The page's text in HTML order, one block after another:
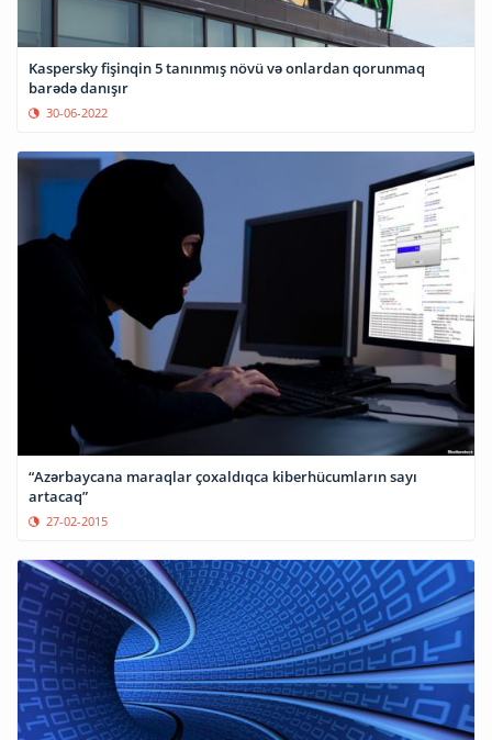
Kaspersky fişinqin 5 tanınmış növü və onlardan qorunmaq
barədə danışır
30-06-2022
“Azərbaycana maraqlar çoxaldıqca kiberhücumların sayı
artacaq”
27-02-2015